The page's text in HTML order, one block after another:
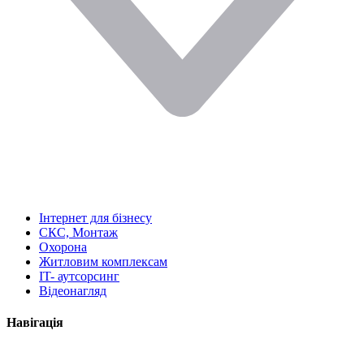
Інтернет для бізнесу
СКС, Монтаж
Охорона
Житловим комплексам
IT- аутсорсинг
Відеонагляд
Навігація